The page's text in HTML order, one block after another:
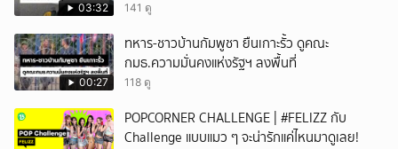
03:32 141 ดู
00:27
ทหาร-ชาวบ้านกัมพูชา ยืนเกาะรั้ว ดูคณะ
กมธ.ความมั่นคงแห่งรัฐฯ ลงพื้นที่
118 ดู
POPCORNER CHALLENGE | #FELIZZ กับ
Challenge แบบแมว ๆ จะน่ารักแค่ไหนมาดูเลย!